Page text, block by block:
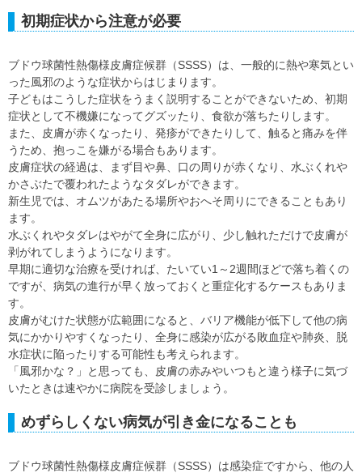
初期症状から注意が必要
ブドウ球菌性熱傷様皮膚症候群（SSSS）は、一般的に熱や寒気とい
った風邪のような症状からはじまります。
子どもはこうした症状をうまく説明することができないため、初期
症状として不機嫌になってグズッたり、食欲が落ちたりします。
また、皮膚が赤くなったり、発疹ができたりして、触ると痛みを伴
うため、抱っこを嫌がる場合もあります。
皮膚症状の経過は、まず目や鼻、口の周りが赤くなり、水ぶくれや
かさぶたで覆われたようなタダレができます。
新生児では、オムツがあたる場所やおへそ周りにできることもあり
ます。
水ぶくれやタダレはやがて全身に広がり、少し触れただけで皮膚が
剥がれてしまうようになります。
早期に適切な治療を受ければ、たいてい1～2週間ほどで落ち着くの
ですが、病気の進行が早く放っておくと重症化するケースもありま
す。
皮膚がむけた状態が広範囲になると、バリア機能が低下して他の病
気にかかりやすくなったり、全身に感染が広がる敗血症や肺炎、脱
水症状に陥ったりする可能性も考えられます。
「風邪かな？」と思っても、皮膚の赤みやいつもと違う様子に気づ
いたときは速やかに病院を受診しましょう。
めずらしくない病気が引き金になることも
ブドウ球菌性熱傷様皮膚症候群（SSSS）は感染症ですから、他の人